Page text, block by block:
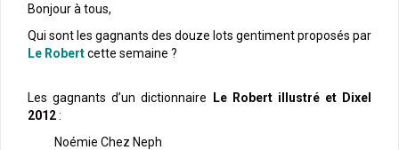
Bonjour à tous,
Qui sont les gagnants des douze lots gentiment proposés par
Le Robertcette semaine ?
Les gagnants d’un dictionnaire Le Robert illustré et Dixel
2012:
Noémie Chez Neph